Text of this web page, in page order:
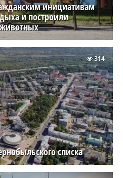
инициативам
и построили
списка
314